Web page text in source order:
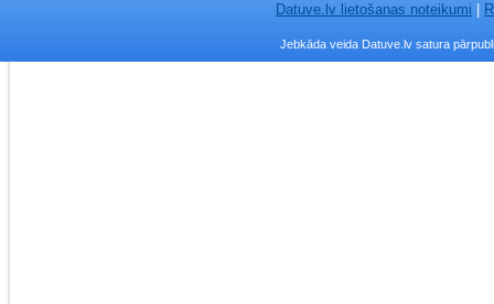
Datuve.lv lietošanas noteikumi
Jebkāda veida Datuve.lv satura